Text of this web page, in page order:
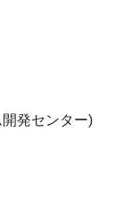
発センター)